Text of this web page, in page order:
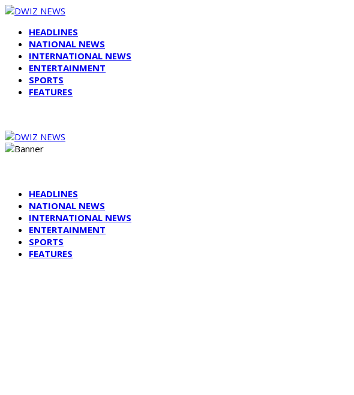
HEADLINES
NATIONAL NEWS
INTERNATIONAL NEWS
ENTERTAINMENT
SPORTS
FEATURES
HEADLINES
NATIONAL NEWS
INTERNATIONAL NEWS
ENTERTAINMENT
SPORTS
FEATURES